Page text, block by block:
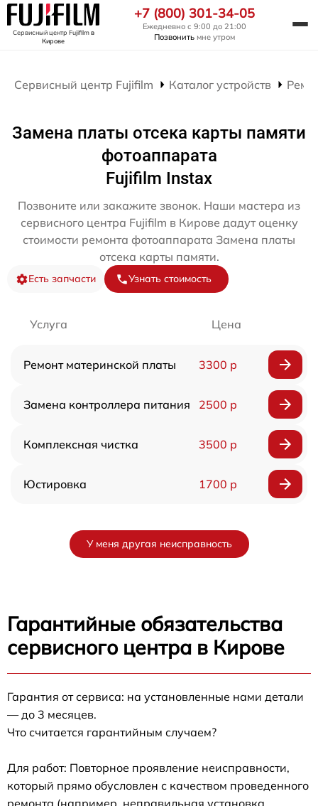
Сервисный центр Fujifilmв
Кирове
+7 (800) 301-34-05
Ежедневно с 9:00 до 21:00
Позвонить мне утром
Сервисный центр Fujifilm Каталог устройств
Замена платы отсека карты памяти
фотоаппарата
Fujifilm Instax
Позвоните или закажите звонок. Наши мастера из
сервисного центра Fujifilm в Кирове дадут оценку
стоимости ремонта фотоаппарата Замена платы
отсека карты памяти.
Есть запчасти Узнать стоимость
Услуга Цена
Ремонт материнской платы 3300 р
Замена контроллера питания 2500 р
Комплексная чистка 3500 р
Юстировка 1700 р
У меня другая неисправность
Гарантийные обязательства
сервисного центра в Кирове
Гарантия от сервиса: на установленные нами детали
— до 3 месяцев.
Что считается гарантийным случаем?
Для работ: Повторное проявление неисправности,
который прямо обусловлен с качеством проведенного